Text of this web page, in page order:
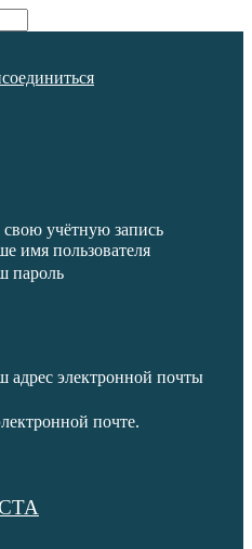
учётную запись
имя пользователя
пароль
адрес электронной почты
почте.